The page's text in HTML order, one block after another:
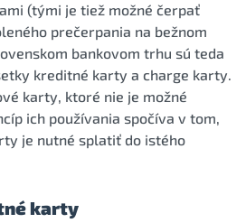
(tými je tiež možné čerpať
prečerpania na bežnom
bankovom trhu sú teda
kreditné karty a charge karty.
karty, ktoré nie je možné
ich používania spočíva v tom,
je nutné splatiť do istého
karty